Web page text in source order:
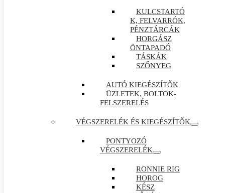
KULCSTARTÓ
K, FELVARRÓK,
PÉNZTÁRCÁK
HORGÁSZ
ÖNTAPADÓ
TÁSKÁK
SZŐNYEG
AUTÓ KIEGÉSZÍTŐK
ÜZLETEK, BOLTOK-
FELSZERELÉS
VÉGSZERELÉK ÉS KIEGÉSZÍTŐK
PONTYOZÓ
VÉGSZERELÉK
RONNIE RIG
HOROG
KÉSZ